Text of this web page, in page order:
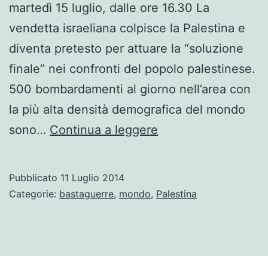
martedì 15 luglio, dalle ore 16.30 La
vendetta israeliana colpisce la Palestina e
diventa pretesto per attuare la “soluzione
finale” nei confronti del popolo palestinese.
500 bombardamenti al giorno nell’area con
la più alta densità demografica del mondo
sono… Continua a leggere
Fermiamo
Pubblicato 11 Luglio 2014
Categorie: bastaguerre, mondo, Palestina